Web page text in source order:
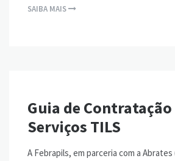
SAIBA MAIS
Guia de Contratação
Serviços TILS
A Febrapils, em parceria com a Abrates